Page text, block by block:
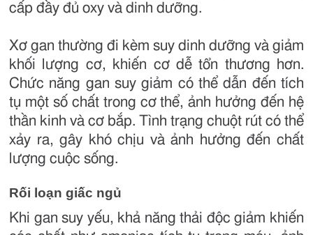
cấp đầy đủ oxy và dinh dưỡng.
Xơ gan thường đi kèm suy dinh dưỡng và giảm
khối lượng cơ, khiến cơ dễ tổn thương hơn.
Chức năng gan suy giảm có thể dẫn đến tích
tụ một số chất trong cơ thể, ảnh hưởng đến hệ
thần kinh và cơ bắp. Tình trạng chuột rút có thể
xảy ra, gây khó chịu và ảnh hưởng đến chất
lượng cuộc sống.
Rối loạn giấc ngủ
Khi gan suy yếu, khả năng thải độc giảm khiến